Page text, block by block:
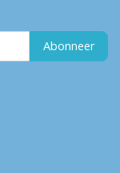
Abonneer